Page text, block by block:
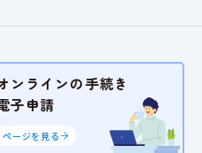
ンラインの手続き
子申請
ページを見る